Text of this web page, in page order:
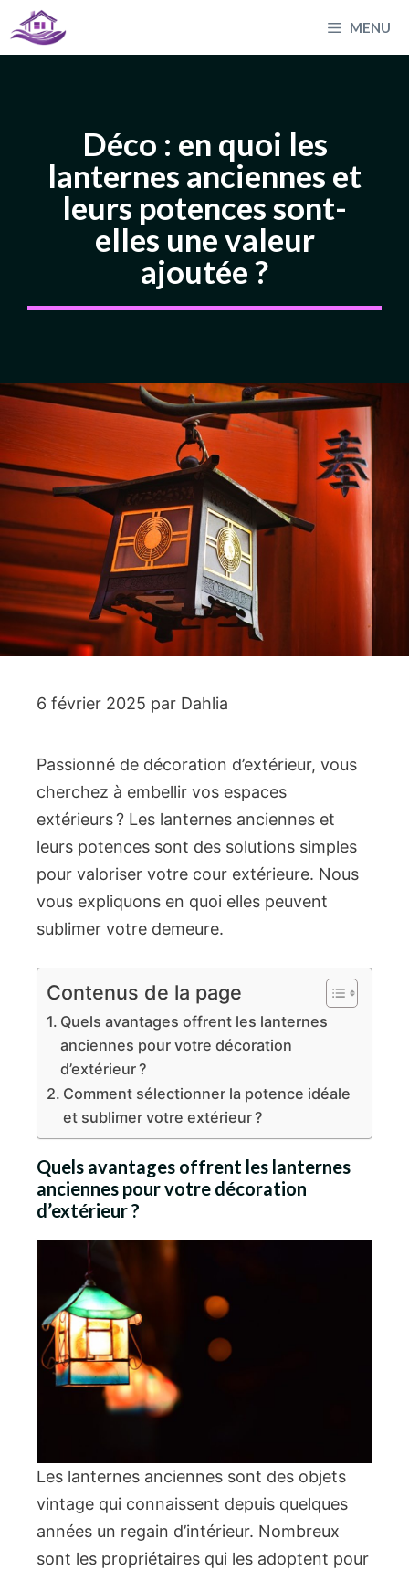
Aller
au
MENU
Déco : en quoi les
lanternes anciennes et
leurs potences sont-
elles une valeur
ajoutée ?
6 février 2025 par Dahlia
Passionné de décoration d’extérieur, vous
cherchez à embellir vos espaces
extérieurs ? Les lanternes anciennes et
leurs potences sont des solutions simples
pour valoriser votre cour extérieure. Nous
vous expliquons en quoi elles peuvent
sublimer votre demeure.
Contenus de la page
Quels avantages offrent les lanternes
anciennes pour votre décoration
d’extérieur ?
Comment sélectionner la potence idéale
et sublimer votre extérieur ?
Quels avantages offrent les lanternes
anciennes pour votre décoration
d’extérieur ?
Les lanternes anciennes sont des objets
vintage qui connaissent depuis quelques
années un regain d’intérieur. Nombreux
sont les propriétaires qui les adoptent pour